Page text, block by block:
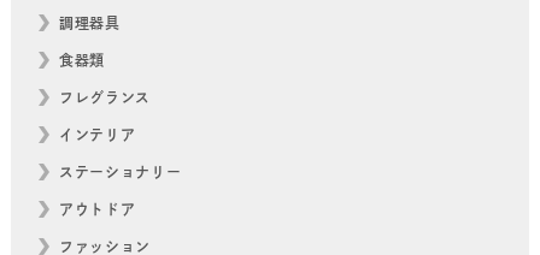
調理器具
食器類
フレグランス
インテリア
ステーショナリー
アウトドア
ファッション